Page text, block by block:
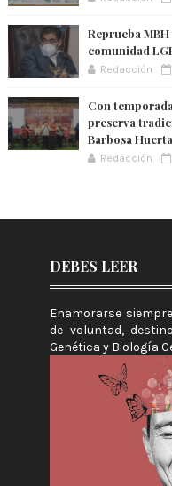
Reprueba
comunidad
Redacción
Con
preserva
Barbosa Huerta
Redacción
DEBES LEER
Enamorarse
de voluntad,
Genética y Biología